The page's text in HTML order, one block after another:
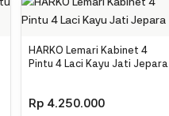
HARKO Lemari Kabinet 4
Pintu 4 Laci Kayu Jati Jepara
Rp 4.250.000